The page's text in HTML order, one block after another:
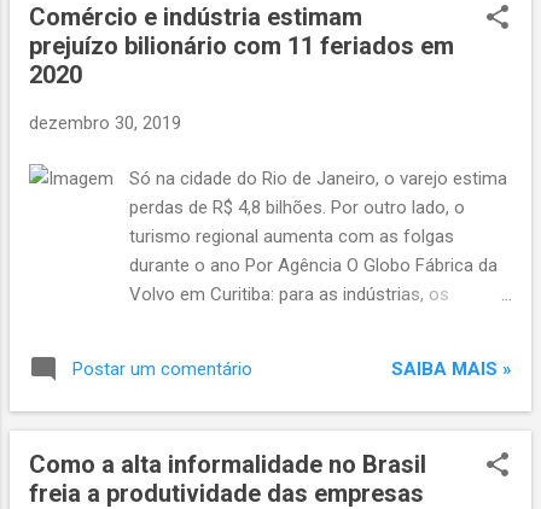
gerar temporais intensos, especialmente na
metade Sul e no Oeste. De acordo com a
Estado, mas de forma isolada e passageira.
chance de tempo seco na virada. Em Porto
Alegre, sol aparece, mas há chance de chuva.
Mínima deve ser de 23°C, e máxima chegará
aos 40°C. Mínimas e máximas no RS Torres
22°C / 31°C Erechim 23°C / 34°C Alegrete 23°C
34°C Santa Maria 23°C / 39°C MetSul
Comércio e indústria estimam
prejuízo bilionário com 11 feriados em
2020
dezembro 30, 2019
Só na cidade do Rio de Janeiro, o varejo estima
perdas de R$ 4,8 bilhões. Por outro lado, o
turismo regional aumenta com as folgas
durante o ano Por Agência O Globo Fábrica da
Volvo em Curitiba: para as indústrias, os
terá mais feriados em dias de semana e
também mais fins de semana prolongados do
maioria das pessoas preocupa a indústria e o
comércio, de um lado, mas é comemorado
Postar um comentário SAIBA MAIS »
Como a alta informalidade no Brasil
freia a produtividade das empresas